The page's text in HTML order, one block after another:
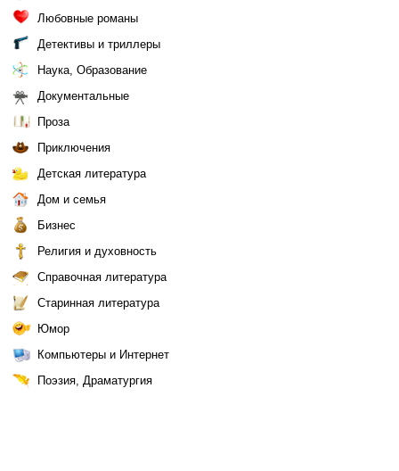
Любовные романы
Детективы и триллеры
Наука, Образование
Документальные
Проза
Приключения
Детская литература
Дом и семья
Бизнес
Религия и духовность
Справочная литература
Старинная литература
Юмор
Компьютеры и Интернет
Поэзия, Драматургия